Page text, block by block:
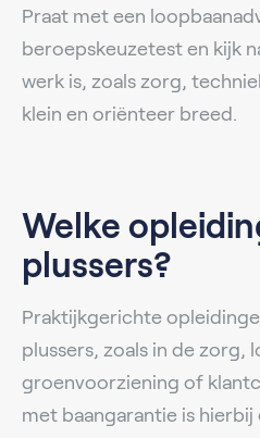
Praat met een
beroepskeuzetest en kijk
werk is, zoals zorg,
klein en oriënteer breed.
Welke
plussers?
Praktijkgerichte
plussers, zoals in de zorg,
groenvoorziening of
met baangarantie is hierbij